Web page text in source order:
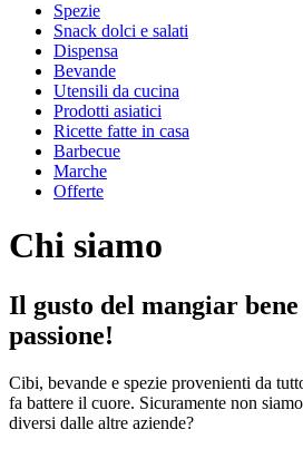
Spezie
Snack dolci e salati
Dispensa
Bevande
Utensili da cucina
Prodotti asiatici
Ricette fatte in casa
Barbecue
Marche
Offerte
Chi siamo
Il gusto del mangiar
passione!
Cibi, bevande e spezie provenienti da
fa battere il cuore. Sicuramente non
diversi dalle altre aziende?